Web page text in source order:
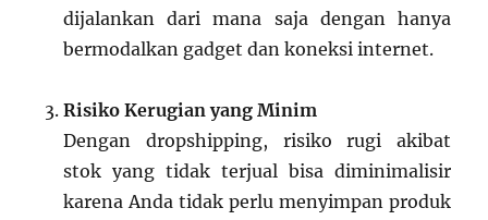
dijalankan dari mana saja dengan hanya
bermodalkan gadget dan koneksi internet.
Risiko Kerugian yang Minim
Dengan dropshipping, risiko rugi akibat
stok yang tidak terjual bisa diminimalisir
karena Anda tidak perlu menyimpan produk